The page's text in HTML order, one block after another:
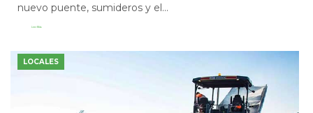
nuevo puente, sumideros y el...
Leer Más
LOCALES